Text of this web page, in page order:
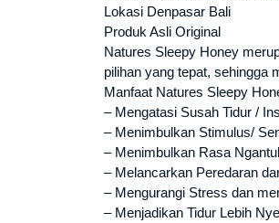
Lokasi Denpasar Bali
Produk Asli Original
Natures Sleepy Honey
pilihan yang tepat, sehingga
Manfaat Natures Sleepy
– Mengatasi Susah Tidur /
– Menimbulkan Stimulus/
– Menimbulkan Rasa
– Melancarkan Peredaran
– Mengurangi Stress dan
– Menjadikan Tidur Lebih